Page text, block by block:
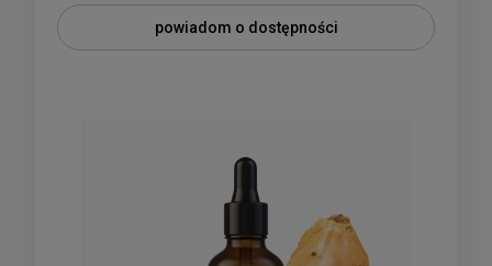
powiadom o dostępności